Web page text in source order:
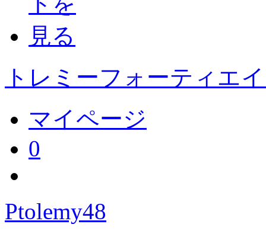
トレミーフォーティエ
マイページ
0
Ptolemy48